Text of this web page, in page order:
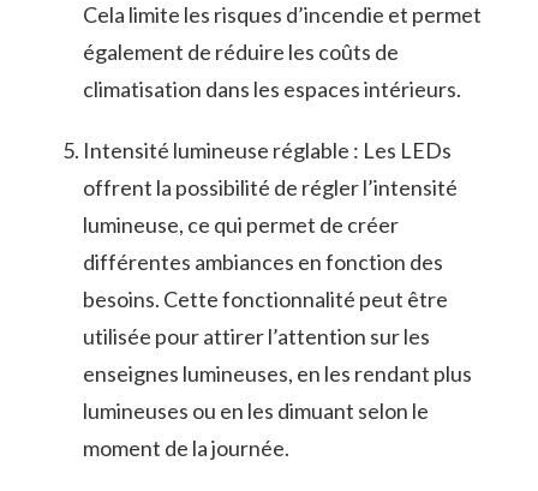
Cela limite les risques d’incendie​ et permet
également de réduire⁢ les coûts de
⁢climatisation‌ dans⁣ les espaces⁤ intérieurs.
Intensité lumineuse réglable : Les⁣ LEDs
offrent la possibilité de régler l’intensité
lumineuse, ce qui permet de créer
différentes ambiances en fonction des
besoins. Cette fonctionnalité peut⁣ être
utilisée pour​ attirer⁣ l’attention sur les
enseignes lumineuses, ⁣en les rendant plus
⁣lumineuses ou en les dimuant selon le
moment de la ‍journée.